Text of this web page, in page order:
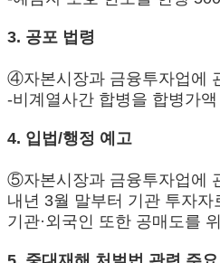
3. 공포 법령
④자본시장과 금융투자업에
-비계열사간 합병을 합병가
4. 입법/행정 예고
⑤자본시장과 금융투자업에
내년 3월 말부터 기관 투자
기관·외국인 또한 공매도를